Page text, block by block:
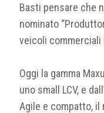
Basti pensare che
nominato
veicoli
Oggi la gamma
uno small LCV, e
Agile e compatto, il